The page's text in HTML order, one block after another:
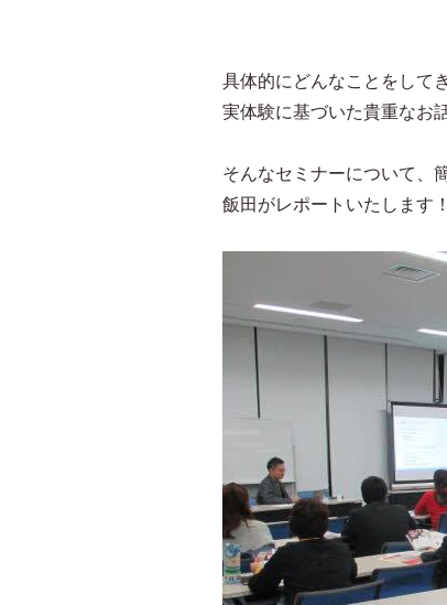
具体的にどんなことをして
実体験に基づいた貴重なお
そんなセミナーについて、
飯田がレポートいたします！